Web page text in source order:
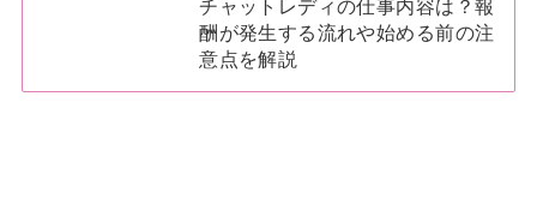
チャットレディの仕事内容は？報
酬が発生する流れや始める前の注
意点を解説